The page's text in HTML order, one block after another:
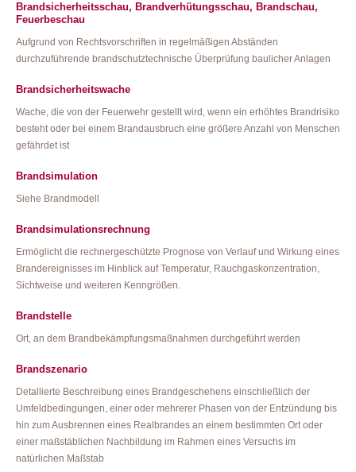
Brandsicherheitsschau, Brandverhütungsschau, Brandschau,
Feuerbeschau
Aufgrund von Rechtsvorschriften in regelmäßigen Abständen
durchzuführende brandschutztechnische Überprüfung baulicher Anlagen
Brandsicherheitswache
Wache, die von der Feuerwehr gestellt wird, wenn ein erhöhtes Brandrisiko
besteht oder bei einem Brandausbruch eine größere Anzahl von Menschen
gefährdet ist
Brandsimulation
Siehe Brandmodell
Brandsimulationsrechnung
Ermöglicht die rechnergeschützte Prognose von Verlauf und Wirkung eines
Brandereignisses im Hinblick auf Temperatur, Rauchgaskonzentration,
Sichtweise und weiteren Kenngrößen.
Brandstelle
Ort, an dem Brandbekämpfungsmaßnahmen durchgeführt werden
Brandszenario
Detallierte Beschreibung eines Brandgeschehens einschließlich der
Umfeldbedingungen, einer oder mehrerer Phasen von der Entzündung bis
hin zum Ausbrennen eines Realbrandes an einem bestimmten Ort oder
einer maßstäblichen Nachbildung im Rahmen eines Versuchs im
natürlichen Maßstab